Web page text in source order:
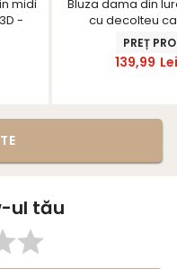
midi
-
Bluza dama din
cu decolteu
PREȚ
139,99
ul tău